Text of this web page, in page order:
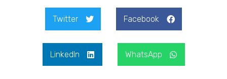
Facebook
Twitter
WhatsApp
LinkedIn